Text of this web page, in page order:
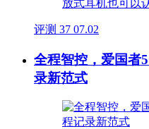
评测 37 07.02
全程智控，爱国者
录新范式